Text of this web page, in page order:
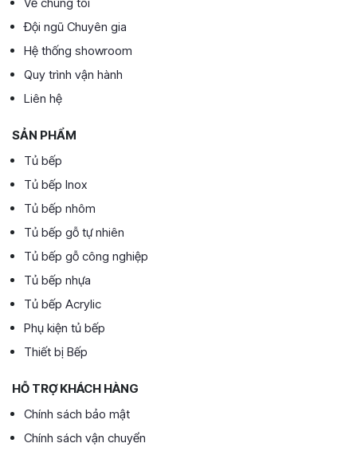
Đội ngũ Chuyên gia
Hệ thống showroom
Quy trình vận hành
Liên hệ
SẢN PHẨM
Tủ bếp
Tủ bếp Inox
Tủ bếp nhôm
Tủ bếp gỗ tự nhiên
Tủ bếp gỗ công nghiệp
Tủ bếp nhựa
Tủ bếp Acrylic
Phụ kiện tủ bếp
Thiết bị Bếp
HỖ TRỢ KHÁCH HÀNG
Chính sách bảo mật
Chính sách vận chuyển